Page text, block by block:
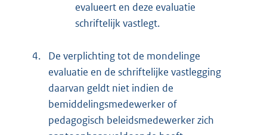
evalueert en deze evaluatie
schriftelijk vastlegt.
4.
De verplichting tot de mondelinge
evaluatie en de schriftelijke vastlegging
daarvan geldt niet indien de
bemiddelingsmedewerker of
pedagogisch beleidsmedewerker zich